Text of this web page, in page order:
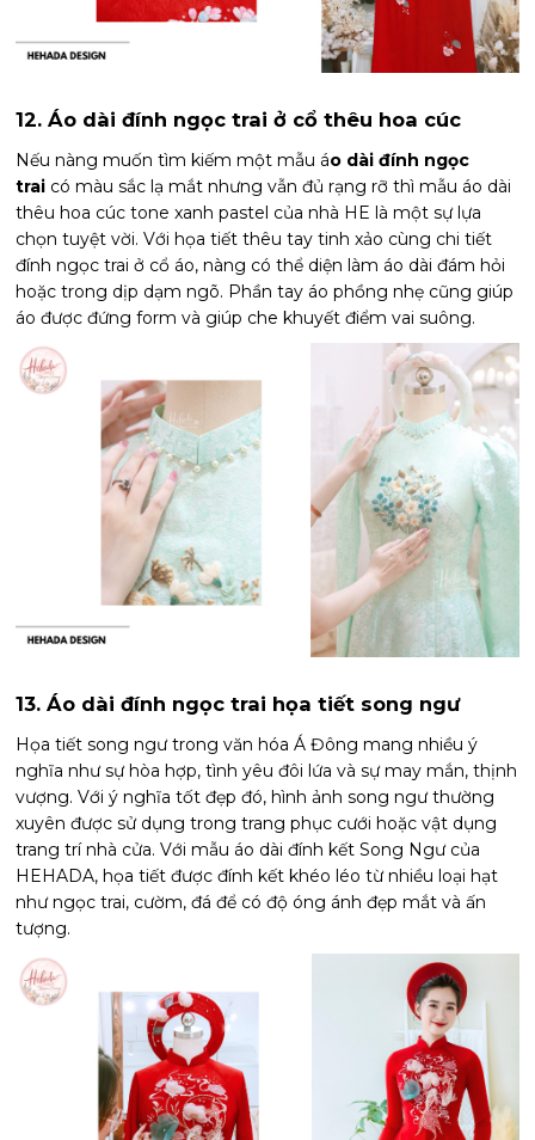
12. Áo dài đính ngọc trai ở cổ thêu hoa cúc
Nếu nàng muốn tìm kiếm một mẫu áo dài đính ngọc
trai có màu sắc lạ mắt nhưng vẫn đủ rạng rỡ thì mẫu áo dài
thêu hoa cúc tone xanh pastel của nhà HE là một sự lựa
chọn tuyệt vời. Với họa tiết thêu tay tinh xảo cùng chi tiết
đính ngọc trai ở cổ áo, nàng có thể diện làm áo dài đám hỏi
hoặc trong dịp dạm ngõ. Phần tay áo phồng nhẹ cũng giúp
áo được đứng form và giúp che khuyết điểm vai suông.
13. Áo dài đính ngọc trai họa tiết song ngư
Họa tiết song ngư trong văn hóa Á Đông mang nhiều ý
nghĩa như sự hòa hợp, tình yêu đôi lứa và sự may mắn, thịnh
vượng. Với ý nghĩa tốt đẹp đó, hình ảnh song ngư thường
xuyên được sử dụng trong trang phục cưới hoặc vật dụng
trang trí nhà cửa. Với mẫu áo dài đính kết Song Ngư của
HEHADA, họa tiết được đính kết khéo léo từ nhiều loại hạt
như ngọc trai, cườm, đá để có độ óng ánh đẹp mắt và ấn
tượng.